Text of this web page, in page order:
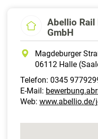
Abellio
GmbH
Magdeburger
06112 Halle
Telefon: 0345
E-Mail:
Web: www.abellio.de/